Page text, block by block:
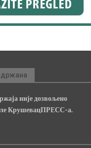
није дозвољено
КрушевацПРЕСС-а.